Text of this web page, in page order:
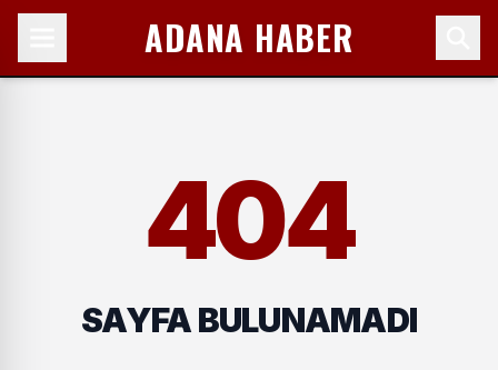
ADANA HABER
404
SAYFA BULUNAMADI